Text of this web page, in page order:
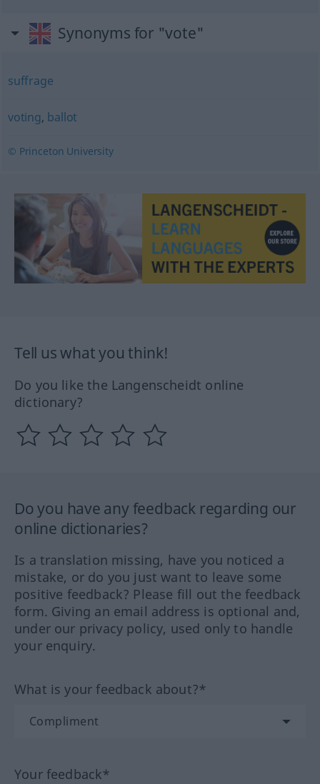
Synonyms for "vote"
suffrage
voting, ballot
© Princeton University
Tell us what you think!
Do you like the Langenscheidt online
dictionary?
Do you have any feedback regarding our
online dictionaries?
Is a translation missing, have you noticed a
mistake, or do you just want to leave some
positive feedback? Please fill out the feedback
form. Giving an email address is optional and,
under our privacy policy, used only to handle
your enquiry.
What is your feedback about?*
Your feedback*